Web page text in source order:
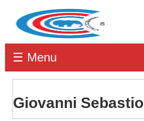
☰ Menu
Giovanni Sebastio